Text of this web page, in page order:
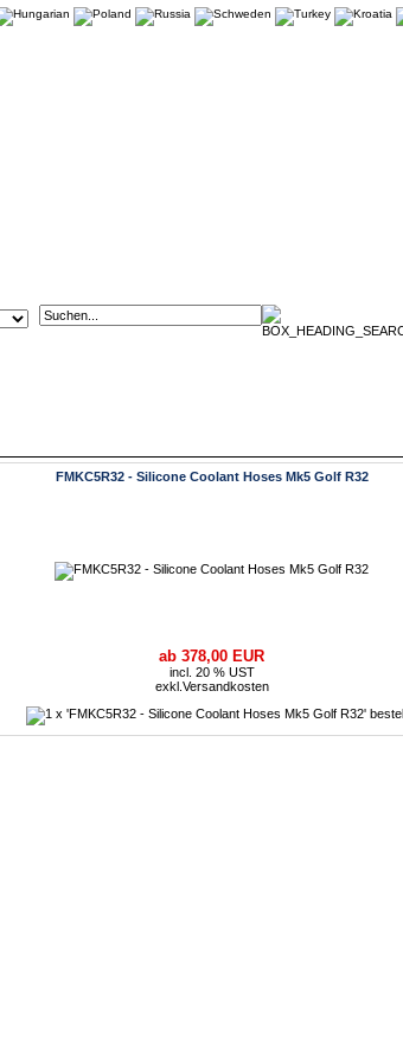
FMKC5R32 - Silicone Coolant Hoses Mk5 Golf R32
ab 378,00 EUR
incl. 20 % UST
exkl. Versandkosten